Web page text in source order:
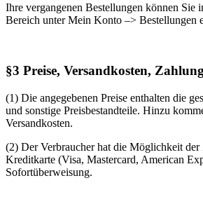
Ihre vergangenen Bestellungen können Sie
Bereich unter Mein Konto –> Bestellungen
§3 Preise, Versandkosten,
(1) Die angegebenen Preise enthalten die
und sonstige Preisbestandteile. Hinzu
Versandkosten.
(2) Der Verbraucher hat die Möglichkeit der
Kreditkarte (Visa, Mastercard, American
Sofortüberweisung.